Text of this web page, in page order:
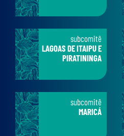
subcomitê
LAGOAS DE ITAIPU E
PIRATININGA
subcomitê
MARICÁ